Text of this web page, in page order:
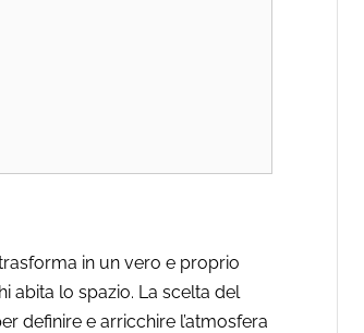
in un vero e proprio
abita lo spazio. La scelta del
definire e arricchire l’atmosfera